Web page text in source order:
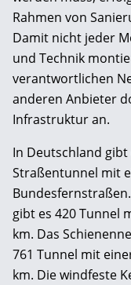
Rahmen von
Damit nicht jeder
und Technik
verantwortlichen
anderen Anbieter
Infrastruktur an.
In Deutschland
Straßentunnel mit
gibt es 420 Tunnel
km. Das
761 Tunnel mit
km. Die windfeste